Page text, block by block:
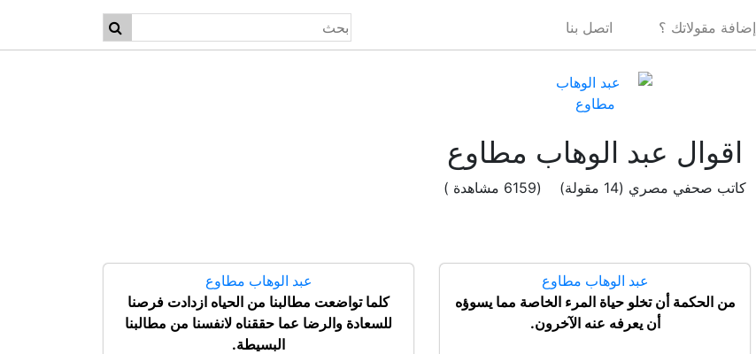
إضافة مقولاتك ؟ اتصل بنا
اقوال عبد الوهاب مطاوع
كاتب صحفي مصري (14 مقولة) (6159 مشاهدة )
عبد الوهاب مطاوع
من الحكمة أن تخلو حياة المرء الخاصة مما يسوؤه
أن يعرفه عنه الآخرون.
عبد الوهاب مطاوع
كلما تواضعت مطالبنا من الحياه ازدادت فرصنا
للسعادة والرضا عما حققناه لانفسنا من مطالبنا
البسيطة.